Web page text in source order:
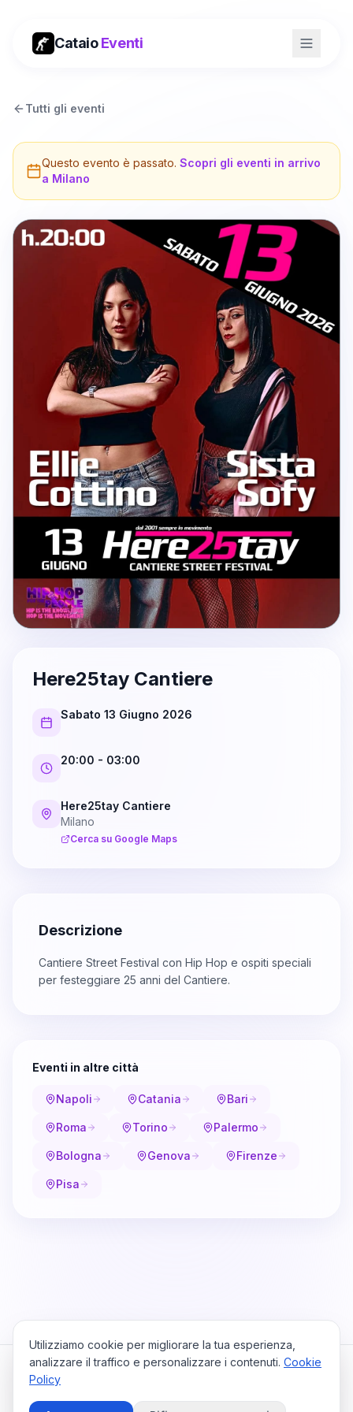
CataioEventi
Tutti gli eventi
Questo evento è passato. Scopri gli eventi in arrivo
a Milano
Here25tay Cantiere
Sabato 13 Giugno 2026
20:00 - 03:00
Here25tay Cantiere
Milano
Cerca su Google Maps
Descrizione
Cantiere Street Festival con Hip Hop e ospiti speciali
per festeggiare 25 anni del Cantiere.
Eventi in altre città
Napoli Catania Bari
Roma Torino Palermo
Bologna Genova Firenze
Pisa
Utilizziamo cookie per migliorare la tua esperienza,
analizzare il traffico e personalizzare i contenuti. Cookie
Policy